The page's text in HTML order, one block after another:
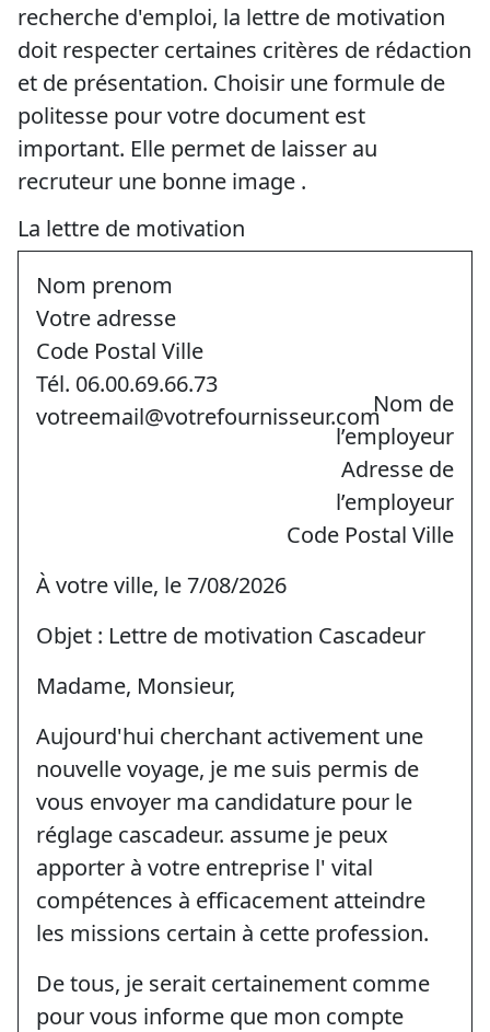
recherche d'emploi, la lettre de motivation
doit respecter certaines critères de rédaction
et de présentation. Choisir une formule de
politesse pour votre document est
important. Elle permet de laisser au
recruteur une bonne image .
La lettre de motivation
Nom prenom
Votre adresse
Code Postal Ville
Tél. 06.00.69.66.73
votreemail@votrefournisseur.comNom de
l’employeur
Adresse de
l’employeur
Code Postal Ville
À votre ville, le 7/08/2026
Objet : Lettre de motivation Cascadeur
Madame, Monsieur,
Aujourd'hui cherchant activement une
nouvelle voyage, je me suis permis de
vous envoyer ma candidature pour le
réglage cascadeur. assume je peux
apporter à votre entreprise l' vital
compétences à efficacement atteindre
les missions certain à cette profession.
De tous, je serait certainement comme
pour vous informe que mon compte